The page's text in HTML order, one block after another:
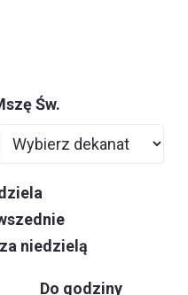
Św.
niedzielą
Do godziny